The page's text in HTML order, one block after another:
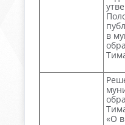
в
«О